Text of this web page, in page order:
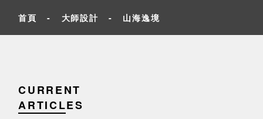
首頁 - 大師設計 - 山海逸境
CURRENT
ARTICLES